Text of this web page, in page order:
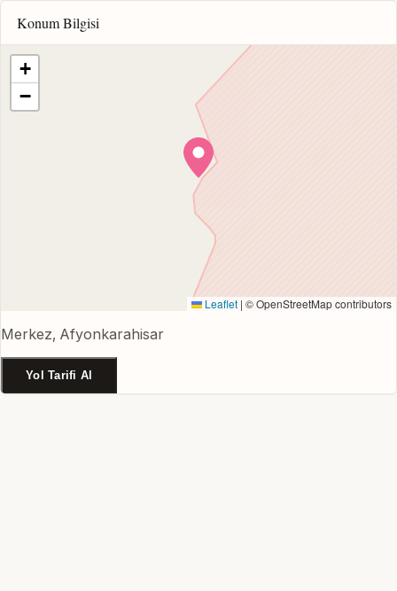
Konum Bilgisi
+
−
Leaflet | © OpenStreetMap contributors
Merkez, Afyonkarahisar
Yol Tarifi Al